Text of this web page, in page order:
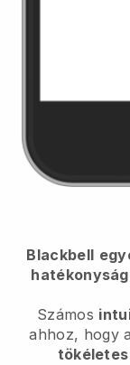
Blackbell
Számos
ahhoz, hogy